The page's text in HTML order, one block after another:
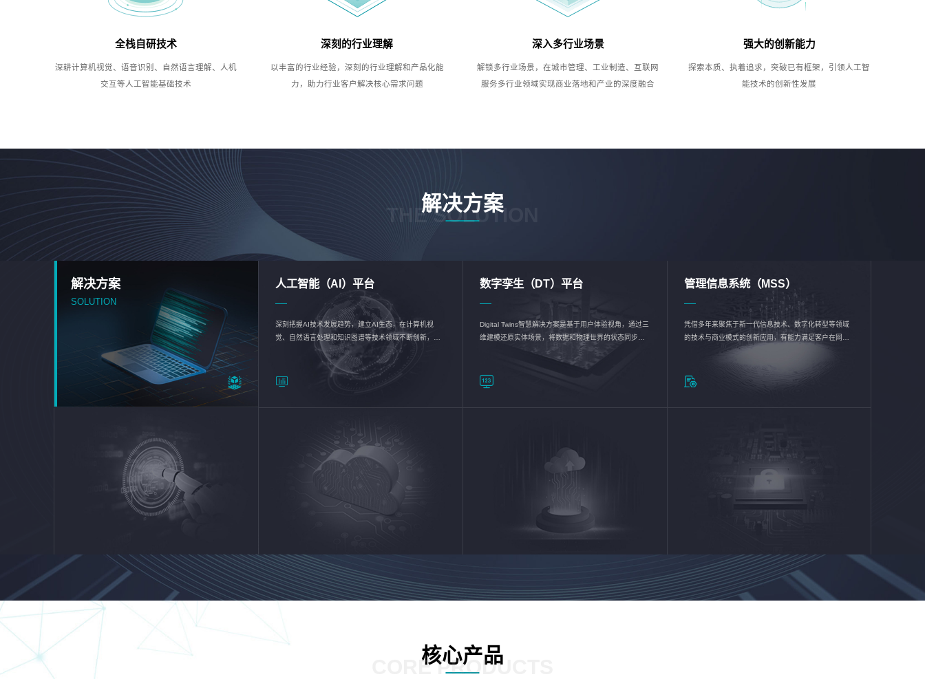
全栈自研技术
深耕计算机视觉、语音识别、自然语言理解、人机
交互等人工智能基础技术
深刻的行业理解
以丰富的行业经验，深刻的行业理解和产品化能
力，助力行业客户解决核心需求问题
深入多行业场景
解锁多行业场景，在城市管理、工业制造、互联网
服务多行业领域实现商业落地和产业的深度融合
强大的创新能力
探索本质、执着追求，突破已有框架，引领人工智
能技术的创新性发展
解决方案
THE SOLUTION
解决方案
SOLUTION
人工智能（AI）平台
深刻把握AI技术发展趋势，建立AI生态，在计算机视
觉、自然语言处理和知识图谱等技术领域不断创新，持
续优化企业数智化转型加速器—AlphaMind®AI能力开放
数字孪生（DT）平台
Digital Twins智慧解决方案是基于用户体验视角，通过三
维建模还原实体场景，将数据和物理世界的状态同步呈
现，使用户对关键数据有更直观的感受，推动各行业完
成智能化转型，实现新旧动能的转换
管理信息系统（MSS）
凭借多年来聚焦于新一代信息技术、数字化转型等领域
的技术与商业模式的创新应用，有能力满足客户在网络
优化、运营维护和信息安全防护等方面的需求，为客户
核心产品
CORE PRODUCTS